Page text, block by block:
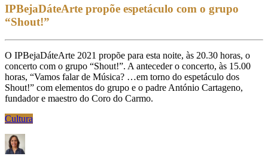
IPBejaDáteArte propõe espetáculo com o grupo
“Shout!”
O IPBejaDáteArte 2021 propõe para esta noite, às 20.30 horas, o
concerto com o grupo “Shout!”. A anteceder o concerto, às 15.00
horas, “Vamos falar de Música? …em torno do espetáculo dos
Shout!” com elementos do grupo e o padre António Cartageno,
fundador e maestro do Coro do Carmo.
Cultura